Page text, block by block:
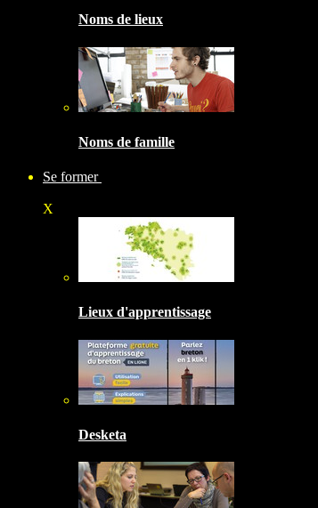
Noms de lieux
Noms de famille
Se former
X
Lieux d'apprentissage
Desketa